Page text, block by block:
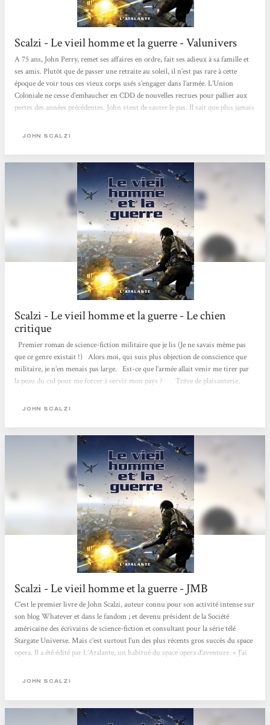
Scalzi - Le vieil homme et la guerre - Valunivers
A 75 ans, John Perry, remet ses affaires en ordre, fait ses adieux à sa famille et
ses amis. Plutôt que de passer une retraite au soleil, il n’est pas rare à cette
époque de voir tous ces vieux corps usés s’engager dans l’armée. L’Union
Coloniale ne cesse d’embaucher en CDD de nouvelles recrues pour pallier aux
pertes des années précédentes. John vient de sauter le pas. Il sait que plus jamais
faible mais ressentir, ne serait-ce qu’une journée, la force et la beauté de sa
JOHN SCALZI
Scalzi - Le vieil homme et la guerre - Le chien
critique
Premier roman de science-fiction militaire que je lis (Je ne savais même pas
que ce genre existait !) Alors moi, qui suis plus objection de conscience que
militaire, je n’en menais pas large. Est-ce que l’armée allait venir me tirer par
la peau du cul pour me forcer à servir mon pays ? Trêve de plaisanterie,
s’engager dans les Forces de défense coloniale qui protègent l’humanité contre
s’engager et à...
JOHN SCALZI
Scalzi - Le vieil homme et la guerre - JMB
C’est le premier livre de John Scalzi, auteur connu pour son activité intense sur
son blog Whatever et dans le fandom ; et devenu président de la Société
américaine des écrivains de science-fiction et consultant pour la série télé
Stargate Universe. Mais c’est surtout l’un des plus récents gros succès du space
opera. Il a été édité par L’Atalante, un habitué du space opera d’aventure. « J’ai
ma femme. Puis je me suis engagé. » Le ton est donné...
JOHN SCALZI